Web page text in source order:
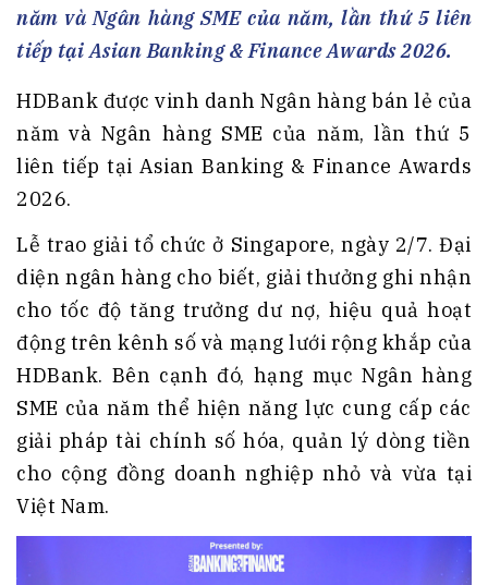
năm và Ngân hàng SME của năm, lần thứ 5 liên
tiếp tại Asian Banking & Finance Awards 2026.
HDBank được vinh danh Ngân hàng bán lẻ của
năm và Ngân hàng SME của năm, lần thứ 5
liên tiếp tại Asian Banking & Finance Awards
2026.
Lễ trao giải tổ chức ở Singapore, ngày 2/7. Đại
diện ngân hàng cho biết, giải thưởng ghi nhận
cho tốc độ tăng trưởng dư nợ, hiệu quả hoạt
động trên kênh số và mạng lưới rộng khắp của
HDBank. Bên cạnh đó, hạng mục Ngân hàng
SME của năm thể hiện năng lực cung cấp các
giải pháp tài chính số hóa, quản lý dòng tiền
cho cộng đồng doanh nghiệp nhỏ và vừa tại
Việt Nam.